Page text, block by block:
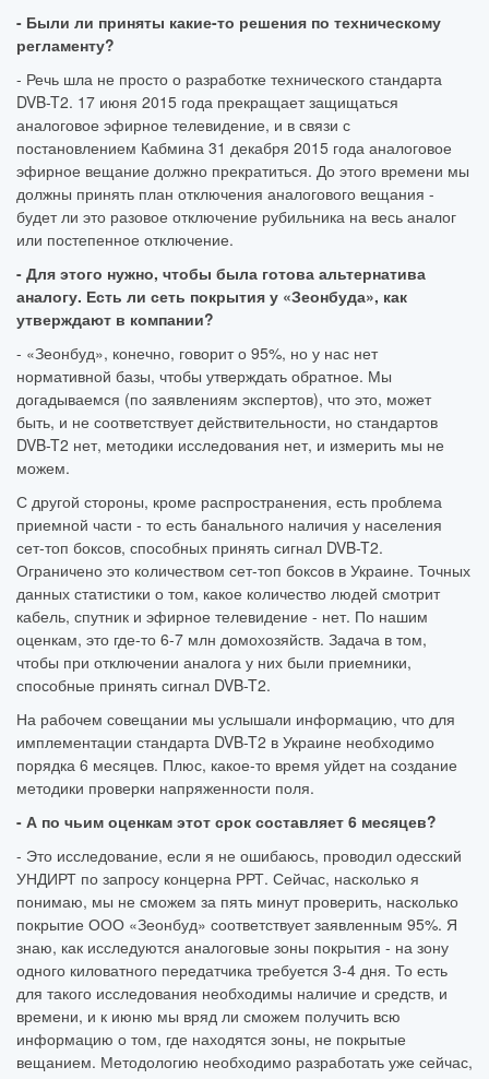
- Были ли приняты какие-то решения по техническому
регламенту?
- Речь шла не просто о разработке технического стандарта
DVB-T2. 17 июня 2015 года прекращает защищаться
аналоговое эфирное телевидение, и в связи с
постановлением Кабмина 31 декабря 2015 года аналоговое
эфирное вещание должно прекратиться. До этого времени мы
должны принять план отключения аналогового вещания -
будет ли это разовое отключение рубильника на весь аналог
или постепенное отключение.
- Для этого нужно, чтобы была готова альтернатива
аналогу. Есть ли сеть покрытия у «Зеонбуда», как
утверждают в компании?
- «Зеонбуд», конечно, говорит о 95%, но у нас нет
нормативной базы, чтобы утверждать обратное. Мы
догадываемся (по заявлениям экспертов), что это, может
быть, и не соответствует действительности, но стандартов
DVB-T2 нет, методики исследования нет, и измерить мы не
можем.
С другой стороны, кроме распространения, есть проблема
приемной части - то есть банального наличия у населения
сет-топ боксов, способных принять сигнал DVB-T2.
Ограничено это количеством сет-топ боксов в Украине. Точных
данных статистики о том, какое количество людей смотрит
кабель, спутник и эфирное телевидение - нет. По нашим
оценкам, это где-то 6-7 млн домохозяйств. Задача в том,
чтобы при отключении аналога у них были приемники,
способные принять сигнал DVB-T2.
На рабочем совещании мы услышали информацию, что для
имплементации стандарта DVB-T2 в Украине необходимо
порядка 6 месяцев. Плюс, какое-то время уйдет на создание
методики проверки напряженности поля.
- А по чьим оценкам этот срок составляет 6 месяцев?
- Это исследование, если я не ошибаюсь, проводил одесский
УНДИРТ по запросу концерна РРТ. Сейчас, насколько я
понимаю, мы не сможем за пять минут проверить, насколько
покрытие ООО «Зеонбуд» соответствует заявленным 95%. Я
знаю, как исследуются аналоговые зоны покрытия - на зону
одного киловатного передатчика требуется 3-4 дня. То есть
для такого исследования необходимы наличие и средств, и
времени, и к июню мы вряд ли сможем получить всю
информацию о том, где находятся зоны, не покрытые
вещанием. Методологию необходимо разработать уже сейчас,